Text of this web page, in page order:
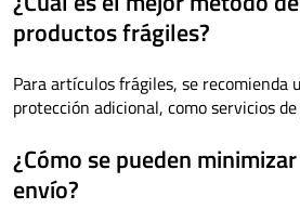
productos frágiles?
Para artículos frágiles, se recomienda
protección adicional, como servicios
¿Cómo se pueden
envío?